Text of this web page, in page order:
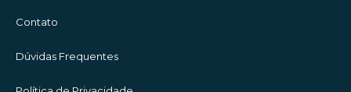
Contato
Dúvidas Frequentes